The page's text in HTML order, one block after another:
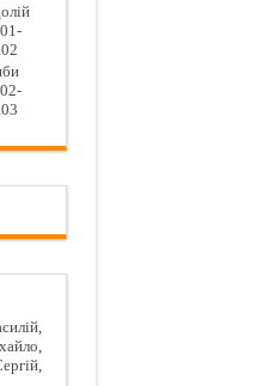
,
,
,